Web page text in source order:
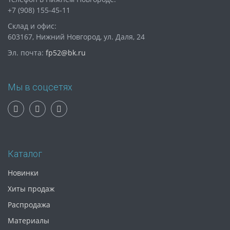
+7 (908) 155-45-11
Склад и офис:
603167, Нижний Новгород, ул. Даля, 24
Эл. почта: fp52@bk.ru
Мы в соцсетях
Каталог
Новинки
Хиты продаж
Распродажа
Материалы